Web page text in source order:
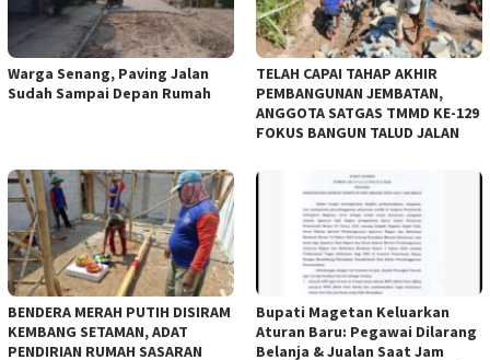
Warga Senang, Paving Jalan
Sudah Sampai Depan Rumah
TELAH CAPAI TAHAP AKHIR
PEMBANGUNAN JEMBATAN,
ANGGOTA SATGAS TMMD KE-129
FOKUS BANGUN TALUD JALAN
BENDERA MERAH PUTIH DISIRAM
KEMBANG SETAMAN, ADAT
PENDIRIAN RUMAH SASARAN
Bupati Magetan Keluarkan
Aturan Baru: Pegawai Dilarang
Belanja & Jualan Saat Jam